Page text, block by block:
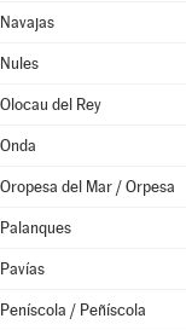
Navajas
Nules
Olocau del Rey
Onda
Oropesa del Mar / Orpesa
Palanques
Pavías
Peníscola / Peñíscola